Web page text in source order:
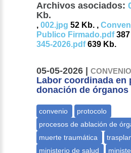
Archivos asociados:
Kb.
,002.jpg 52 Kb. ,
Publico Firmado.pdf387
345-2026.pdf639 Kb.
05-05-2026 |CONVENIO
Labor coordinada en
donación de órganos